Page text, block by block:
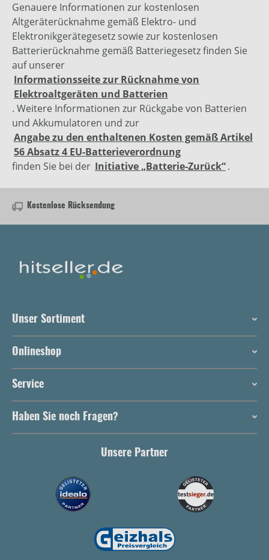
Genauere Informationen zur kostenlosen
Altgeräterücknahme gemäß Elektro- und
Elektronikgerätegesetz sowie zur kostenlosen
Batterierücknahme gemäß Batteriegesetz finden Sie
auf unserer
Informationsseite zur Rücknahme von
Elektroaltgeräten und Batterien
. Weitere Informationen zur Rückgabe von Batterien
und Akkumulatoren und zur
Angabe zu den enthaltenen Kosten gemäß Artikel
56 Absatz 4 EU-Batterieverordnung
finden Sie bei der Initiative „Batterie-Zurück“.
Kostenlose Rücksendung
Unser Sortiment
Onlineshop
Service
Haben Sie noch Fragen?
Unsere Partner